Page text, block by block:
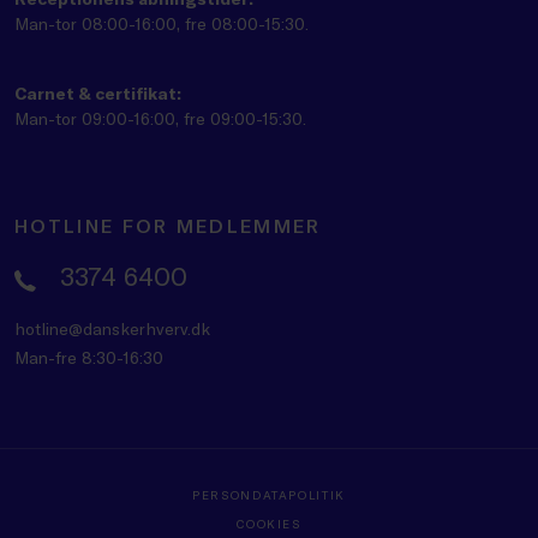
Man-tor 08:00-16:00, fre 08:00-15:30.
Carnet & certifikat:
Man-tor 09:00-16:00, fre 09:00-15:30.
HOTLINE FOR MEDLEMMER
3374 6400
hotline@danskerhverv.dk
Man-fre 8:30-16:30
PERSONDATAPOLITIK
COOKIES